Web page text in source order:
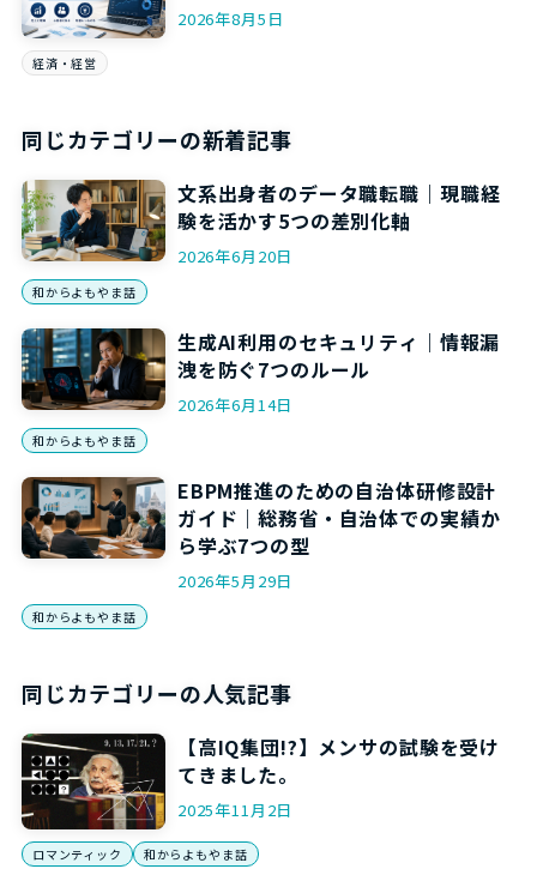
2026年8月5日
経済・経営
同じカテゴリーの新着記事
文系出身者のデータ職転職｜現職経
験を活かす5つの差別化軸
2026年6月20日
和からよもやま話
生成AI利用のセキュリティ｜情報漏
洩を防ぐ7つのルール
2026年6月14日
和からよもやま話
EBPM推進のための自治体研修設計
ガイド｜総務省・自治体での実績か
ら学ぶ7つの型
2026年5月29日
和からよもやま話
同じカテゴリーの人気記事
【高IQ集団!?】メンサの試験を受け
てきました。
2025年11月2日
ロマンティック 和からよもやま話